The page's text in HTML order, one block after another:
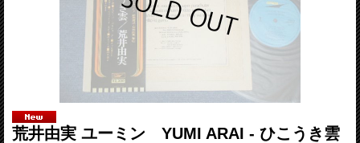
荒井由実 ユーミン YUMI ARAI - ひこうき雲